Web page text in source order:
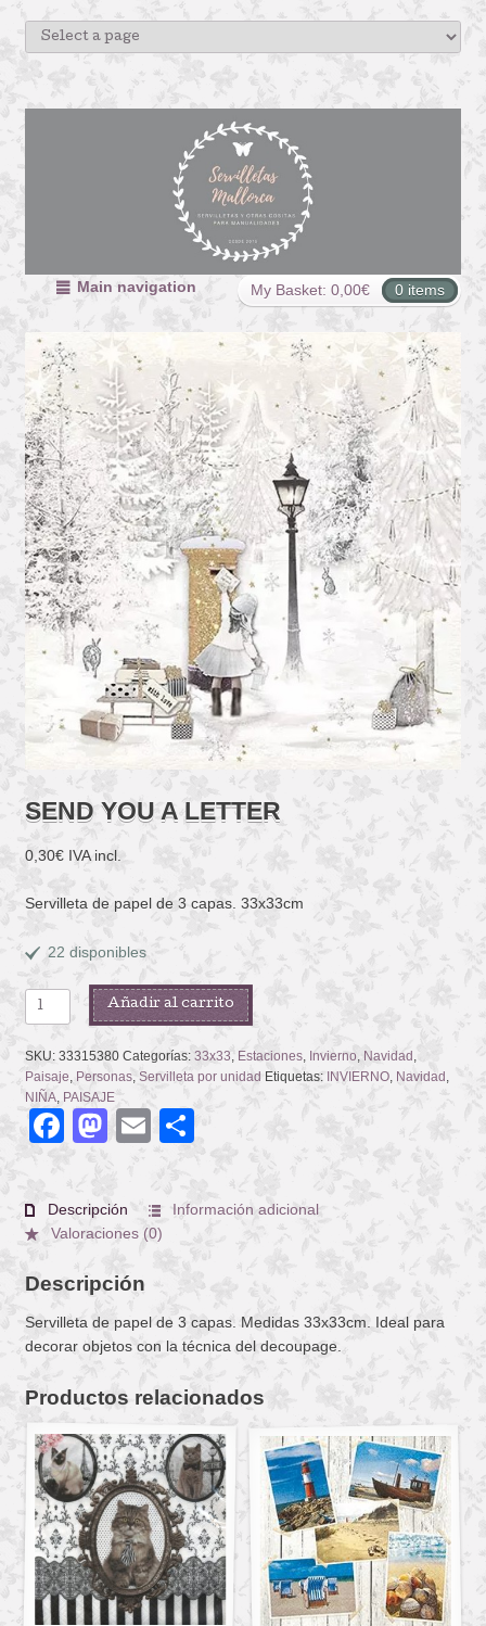
My Basket: 0,00€ 0 items
Main navigation
SEND YOU A LETTER
0,30€ IVA incl.
Servilleta de papel de 3 capas. 33x33cm
22 disponibles
SEND
YOU
A
LETTER
cantidad
Añadir al carrito
SKU: 33315380 Categorías: 33x33 Estaciones, Invierno Navidad
Paisaje Personas, Servilleta por unidad Etiquetas: INVIERNO, Navidad
NIÑA, PAISAJE
Facebook
Mastodon
EmailCompartir
Descripción
Información adicional
Valoraciones (0)
Descripción
Servilleta de papel de 3 capas. Medidas 33x33cm. Ideal para
decorar objetos con la técnica del decoupage.
Productos relacionados